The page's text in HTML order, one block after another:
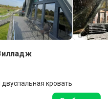
кровать